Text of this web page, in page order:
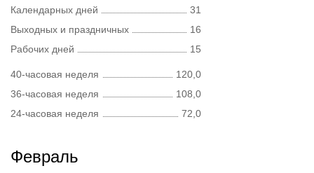
Календарных дней
31
Выходных и праздничных
16
Рабочих дней
15
40-часовая неделя
120,0
36-часовая неделя
108,0
24-часовая неделя
72,0
Февраль